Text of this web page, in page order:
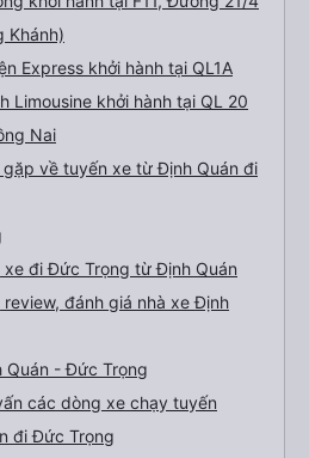
Khánh)
Express khởi hành tại QL1A
Limousine khởi hành tại QL 20
Nai
về tuyến xe từ Định Quán đi
đi Đức Trọng từ Định Quán
review, đánh giá nhà xe Định
Quán - Đức Trọng
các dòng xe chạy tuyến
đi Đức Trọng